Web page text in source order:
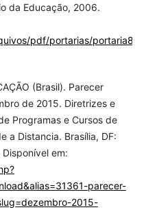
da Educação, 2006.
pdf/portarias/
(Brasil). Parecer
de 2015. Diretrizes e
Programas e Cursos de
a Distancia. Brasília, DF:
em:
parecer-
2015-